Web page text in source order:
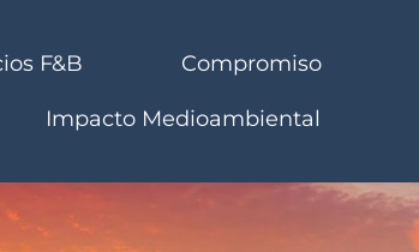
F&B Compromiso
Impacto Medioambiental